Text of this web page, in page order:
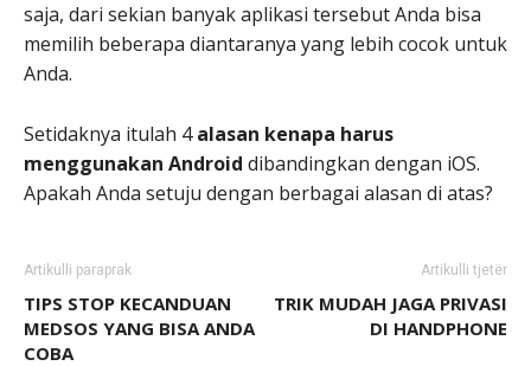
saja, dari sekian banyak aplikasi tersebut Anda bisa
memilih beberapa diantaranya yang lebih cocok untuk
Anda.
Setidaknya itulah 4alasan kenapa harus
menggunakan Android dibandingkan dengan iOS.
Apakah Anda setuju dengan berbagai alasan di atas?
Artikulli paraprak
TIPS STOP KECANDUAN
MEDSOS YANG BISA ANDA
COBA
Artikulli tjetër
TRIK MUDAH JAGA PRIVASI
DI HANDPHONE